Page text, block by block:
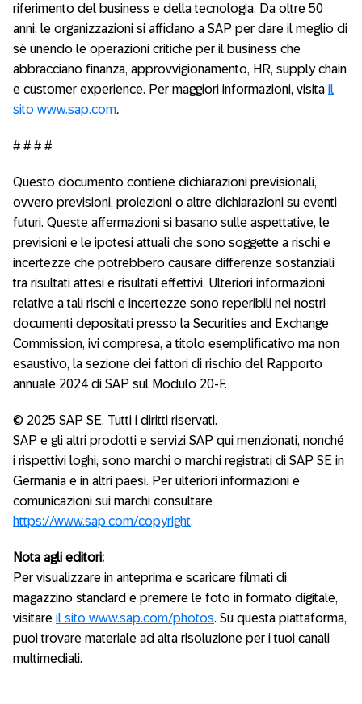
riferimento del business e della tecnologia. Da oltre 50
anni, le organizzazioni si affidano a SAP per dare il meglio di
sè unendo le operazioni critiche per il business che
abbracciano finanza, approvvigionamento, HR, supply chain
e customer experience. Per maggiori informazioni, visita il
sito www.sap.com.
# # # #
Questo documento contiene dichiarazioni previsionali,
ovvero previsioni, proiezioni o altre dichiarazioni su eventi
futuri. Queste affermazioni si basano sulle aspettative, le
previsioni e le ipotesi attuali che sono soggette a rischi e
incertezze che potrebbero causare differenze sostanziali
tra risultati attesi e risultati effettivi. Ulteriori informazioni
relative a tali rischi e incertezze sono reperibili nei nostri
documenti depositati presso la Securities and Exchange
Commission, ivi compresa, a titolo esemplificativo ma non
esaustivo, la sezione dei fattori di rischio del Rapporto
annuale 2024 di SAP sul Modulo 20-F.
© 2025 SAP SE. Tutti i diritti riservati.
SAP e gli altri prodotti e servizi SAP qui menzionati, nonché
i rispettivi loghi, sono marchi o marchi registrati di SAP SE in
Germania e in altri paesi. Per ulteriori informazioni e
comunicazioni sui marchi consultare
https://www.sap.com/copyright.
Nota agli editori:
Per visualizzare in anteprima e scaricare filmati di
magazzino standard e premere le foto in formato digitale,
visitare il sito www.sap.com/photos. Su questa piattaforma,
puoi trovare materiale ad alta risoluzione per i tuoi canali
multimediali.